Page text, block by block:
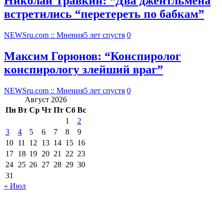
встретились “перетереть по бабкам”
NEWSru.com :: Мнения5 лет спустя 0
Максим Горюнов: “Конспиролог
конспирологу злейший враг”
NEWSru.com :: Мнения5 лет спустя 0
Август 2026
Пн Вт Ср Чт Пт Сб Вс
1
2
3
4 5 6 7 8
9
10 11 12 13 14 15 16
17 18 19 20 21 22 23
24 25 26 27 28 29 30
31
« Июл